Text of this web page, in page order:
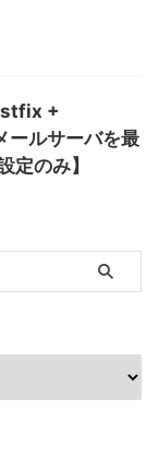
+
ルサーバを最
定のみ】